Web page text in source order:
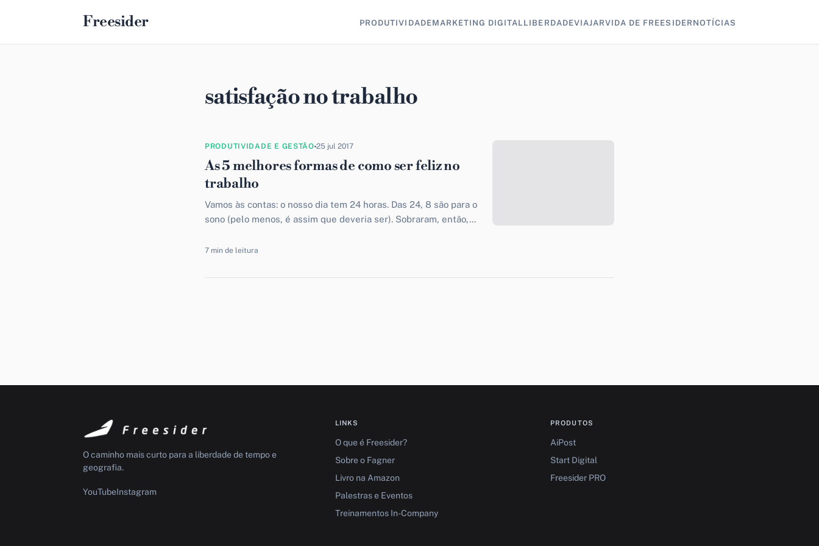
Freesider PRODUTIVIDADEMARKETING DIGITAL LIBERDADEVIAJARVIDA DE FREESIDER NOTÍCIAS
satisfação no trabalho
PRODUTIVIDADE E GESTÃO 25 jul 2017
As 5 melhores formas de como ser feliz no
trabalho
Vamos às contas: o nosso dia tem 24 horas. Das 24, 8 são para o
sono (pelo menos, é assim que deveria ser). Sobraram, então,...
7 min de leitura
O caminho mais curto para a liberdade de tempo e
geografia.
YouTubeInstagram
LINKS
O que é Freesider?
Sobre o Fagner
Livro na Amazon
Palestras e Eventos
Treinamentos In-Company
PRODUTOS
AiPost
Start Digital
Freesider PRO